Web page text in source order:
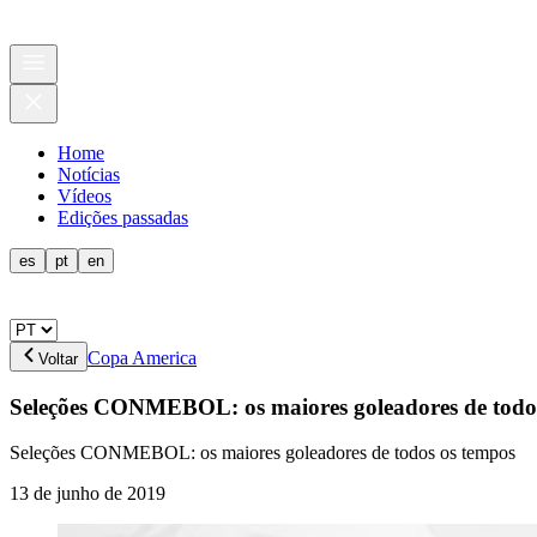
Home
Notícias
Vídeos
Edições passadas
es pt en
Voltar Copa America
Seleções CONMEBOL: os maiores goleadores de
Seleções CONMEBOL: os maiores goleadores de todos os tempos
13 de junho de 2019